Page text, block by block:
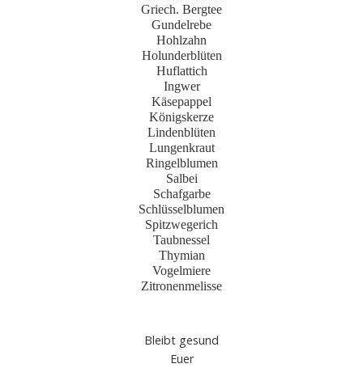
Griech. Bergtee
Gundelrebe
Hohlzahn
Holunderblüten
Huflattich
Ingwer
Käsepappel
Königskerze
Lindenblüten
Lungenkraut
Ringelblumen
Salbei
Schafgarbe
Schlüsselblumen
Spitzwegerich
Taubnessel
Thymian
Vogelmiere
Zitronenmelisse
Bleibt gesund
Euer